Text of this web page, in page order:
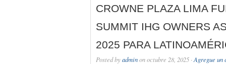
CROWNE PLAZA LIMA
SUMMIT IHG OWNERS
2025 PARA
Posted byadminon octubre 28, 2025 · Agregue un